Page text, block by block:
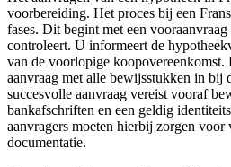
voorbereiding. Het proces bij een
fases. Dit begint met een
controleert. U informeert de
van de voorlopige koopovereenkomst.
aanvraag met alle bewijsstukken in bij
succesvolle aanvraag vereist vooraf
bankafschriften en een geldig
aanvragers moeten hierbij zorgen voor
documentatie.